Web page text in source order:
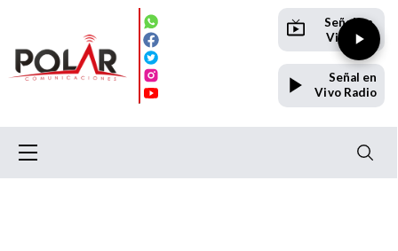
Señal en
Vivo TV
Señal en
Vivo Radio